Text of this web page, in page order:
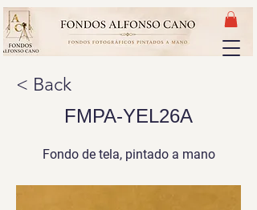
< Back
FMPA-YEL26A
Fondo de tela, pintado a mano